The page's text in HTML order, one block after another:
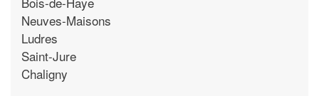
Neuves-Maisons
Ludres
Saint-Jure
Chaligny